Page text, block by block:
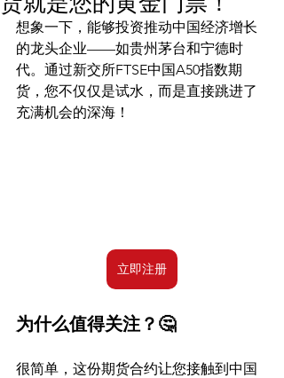
想象一下，能够投资推动中国经济增长
的龙头企业——如贵州茅台和宁德时
代。通过新交所FTSE中国A50指数期
货，您不仅仅是试水，而是直接跳进了
充满机会的深海！
立即注册
为什么值得关注？🤔
很简单，这份期货合约让您接触到中国